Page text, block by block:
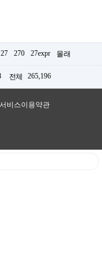
27 270 27expr 몰래
전체 265,196
서비스이용약관